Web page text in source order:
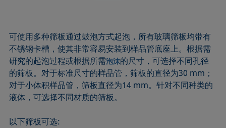
可使用多种筛板通过鼓泡方式起泡，所有玻璃筛板均带有
不锈钢卡槽，使其非常容易安装到样品管底座上。根据需
研究的起泡过程或根据所需泡沫的尺寸，可选择不同孔径
的筛板。对于标准尺寸的样品管，筛板的直径为30 mm；
对于小体积样品管，筛板直径为14 mm。针对不同种类的
液体，可选择不同材质的筛板。
以下筛板可选: